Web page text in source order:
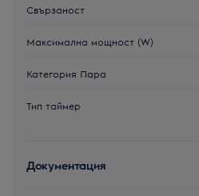
Свързаност
Максимална мощност (W)
Категория Пара
Тип таймер
Документация